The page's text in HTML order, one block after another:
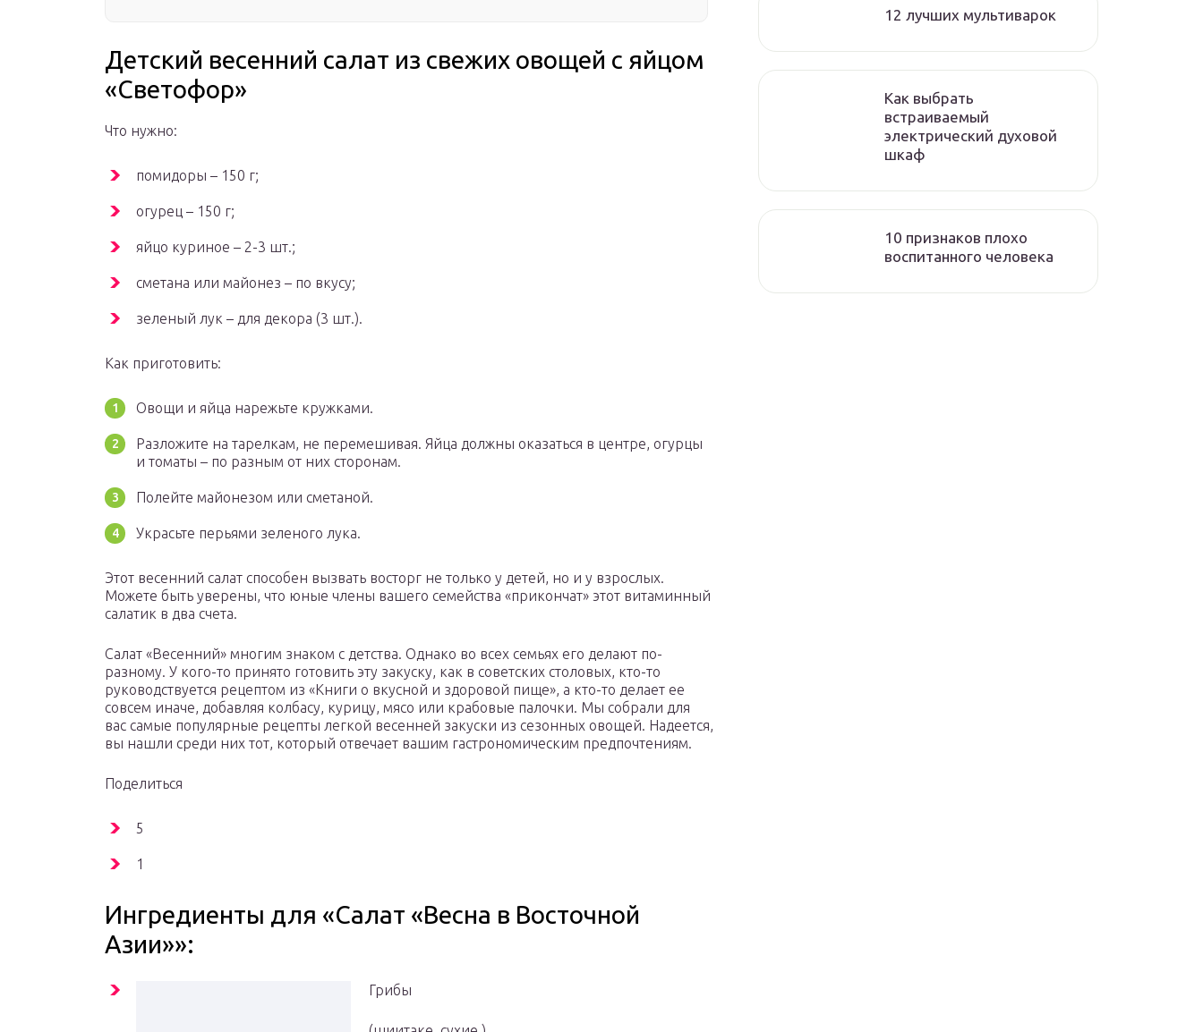
Детский весенний салат из свежих овощей с яйцом
«Светофор»
Что нужно:
помидоры – 150 г;
огурец – 150 г;
яйцо куриное – 2-3 шт.;
сметана или майонез – по вкусу;
зеленый лук – для декора (3 шт.).
Как приготовить:
Овощи и яйца нарежьте кружками.
Разложите на тарелкам, не перемешивая. Яйца должны оказаться в центре, огурцы
и томаты – по разным от них сторонам.
Полейте майонезом или сметаной.
Украсьте перьями зеленого лука.
Этот весенний салат способен вызвать восторг не только у детей, но и у взрослых.
Можете быть уверены, что юные члены вашего семейства «прикончат» этот витаминный
салатик в два счета.
Салат «Весенний» многим знаком с детства. Однако во всех семьях его делают по-
разному. У кого-то принято готовить эту закуску, как в советских столовых, кто-то
руководствуется рецептом из «Книги о вкусной и здоровой пище», а кто-то делает ее
совсем иначе, добавляя колбасу, курицу, мясо или крабовые палочки. Мы собрали для
вас самые популярные рецепты легкой весенней закуски из сезонных овощей. Надеется,
вы нашли среди них тот, который отвечает вашим гастрономическим предпочтениям.
Поделиться
5
1
Ингредиенты для «Салат «Весна в Восточной
Азии»»:
Грибы
12 лучших мультиварок
Как выбрать
встраиваемый
электрический духовой
шкаф
10 признаков плохо
воспитанного человека